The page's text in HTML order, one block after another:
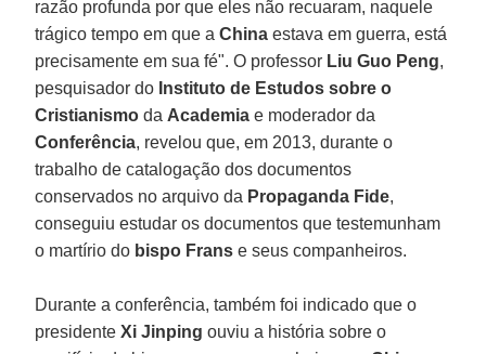
razão profunda por que eles não recuaram, naquele
trágico tempo em que aChina estava em guerra, está
precisamente em sua fé". O professor Liu Guo Peng,
pesquisador do Instituto de Estudos sobre o
Cristianismo da Academia e moderador da
Conferência, revelou que, em 2013, durante o
trabalho de catalogação dos documentos
conservados no arquivo da Propaganda Fide,
conseguiu estudar os documentos que testemunham
o martírio do bispo Franse seus companheiros.
Durante a conferência, também foi indicado que o
presidenteXi Jinping ouviu a história sobre o